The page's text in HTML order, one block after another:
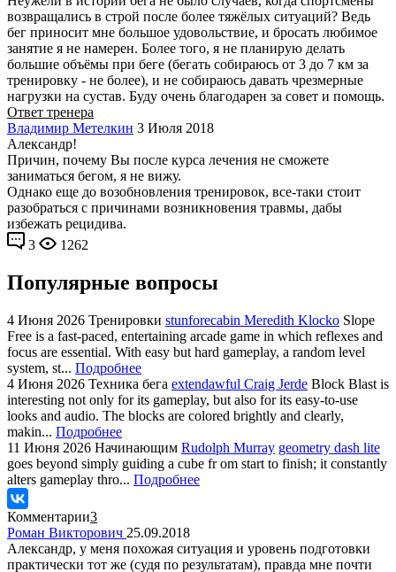
возвращались в строй после более тяжёлых ситуаций? Ведь
бег приносит мне большое удовольствие, и бросать любимое
занятие я не намерен. Более того, я не планирую делать
большие объёмы при беге (бегать собираюсь от 3 до 7 км за
тренировку - не более), и не собираюсь давать чрезмерные
нагрузки на сустав. Буду очень благодарен за совет и помощь.
Ответ тренера
Владимир Метелкин 3 Июля 2018
Александр!
Причин, почему Вы после курса лечения не сможете
заниматься бегом, я не вижу.
Однако еще до возобновления тренировок, все-таки стоит
разобраться с причинами возникновения травмы, дабы
избежать рецидива.
3
1262
Популярные вопросы
4 Июня 2026 Тренировки stunforecabin Meredith Klocko Slope
Free is a fast-paced, entertaining arcade game in which reflexes and
focus are essential. With easy but hard gameplay, a random level
system, st... Подробнее
4 Июня 2026 Техника бега extendawful Craig Jerde Block Blast is
interesting not only for its gameplay, but also for its easy-to-use
looks and audio. The blocks are colored brightly and clearly,
makin... Подробнее
11 Июня 2026 Начинающим Rudolph Murray geometry dash lite
goes beyond simply guiding a cube fr om start to finish; it constantly
alters gameplay thro... Подробнее
Комментарии3
Роман Викторович 25.09.2018
Александр, у меня похожая ситуация и уровень подготовки
практически тот же (судя по результатам), правда мне почти